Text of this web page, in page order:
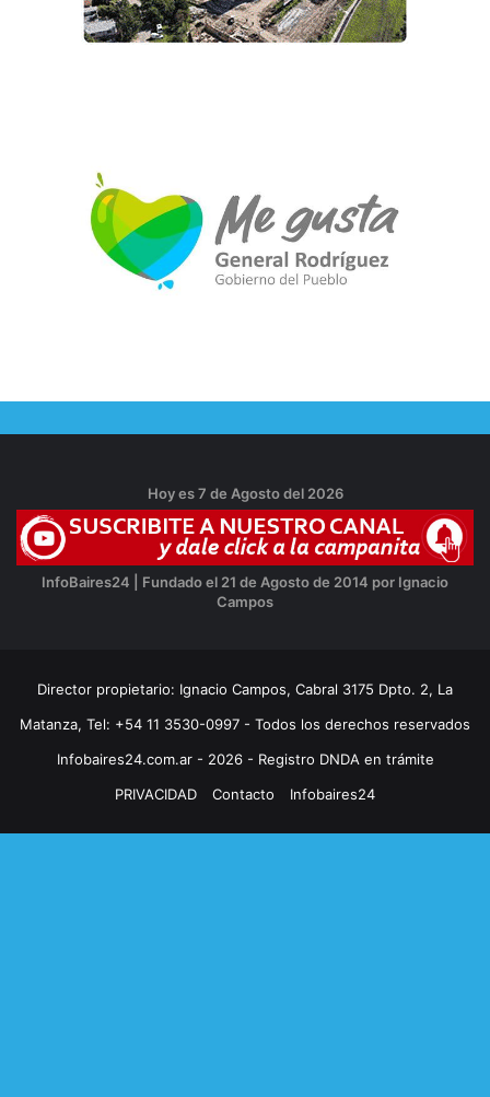
Hoy es 7 de Agosto del 2026
InfoBaires24 | Fundado el 21 de Agosto de 2014 por Ignacio
Campos
Director propietario: Ignacio Campos, Cabral 3175 Dpto. 2, La
Matanza, Tel: +54 11 3530-0997 - Todos los derechos reservados
Infobaires24.com.ar - 2026 - Registro DNDA en trámite
PRIVACIDAD
Contacto Infobaires24